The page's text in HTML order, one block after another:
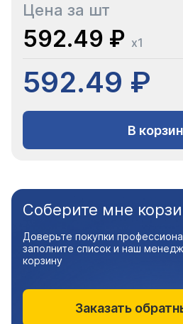
Цена за шт
592.49 ₽ x1
592.49 ₽
В
Соберите мне
Доверьте покупки
заполните список и наш
корзину
Заказать